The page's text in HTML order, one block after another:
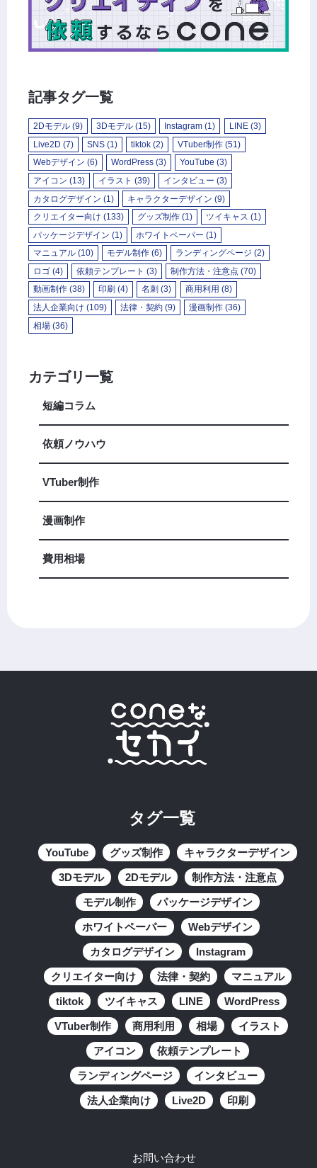
記事タグ一覧
2Dモデル (9) 3Dモデル (15) Instagram (1) LINE(3)
Live2D (7) SNS (1) tiktok (2) VTuber制作(51)
Webデザイン (6) WordPress (3) YouTube (3)
アイコン (13) イラスト (39) インタビュー (3)
カタログデザイン (1) キャラクターデザイン (9)
クリエイター向け (133) グッズ制作 (1) ツイキャス (1)
パッケージデザイン (1) ホワイトペーパー (1)
マニュアル (10) モデル制作 (6) ランディングページ (2)
ロゴ (4) 依頼テンプレート (3) 制作方法・注意点 (70)
動画制作 (38) 印刷 (4) 名刺 (3) 商用利用 (8)
法人企業向け (109) 法律・契約 (9) 漫画制作 (36)
相場 (36)
カテゴリ一覧
短編コラム
依頼ノウハウ
VTuber制作
漫画制作
費用相場
タグ一覧
YouTube グッズ制作 キャラクターデザイン
3Dモデル 2Dモデル 制作方法・注意点
モデル制作 パッケージデザイン
ホワイトペーパー Webデザイン
カタログデザイン Instagram
クリエイター向け 法律・契約 マニュアル
tiktok ツイキャス LINE WordPress
VTuber制作 商用利用 相場 イラスト
アイコン 依頼テンプレート
ランディングページ インタビュー
法人企業向け Live2D 印刷
お問い合わせ